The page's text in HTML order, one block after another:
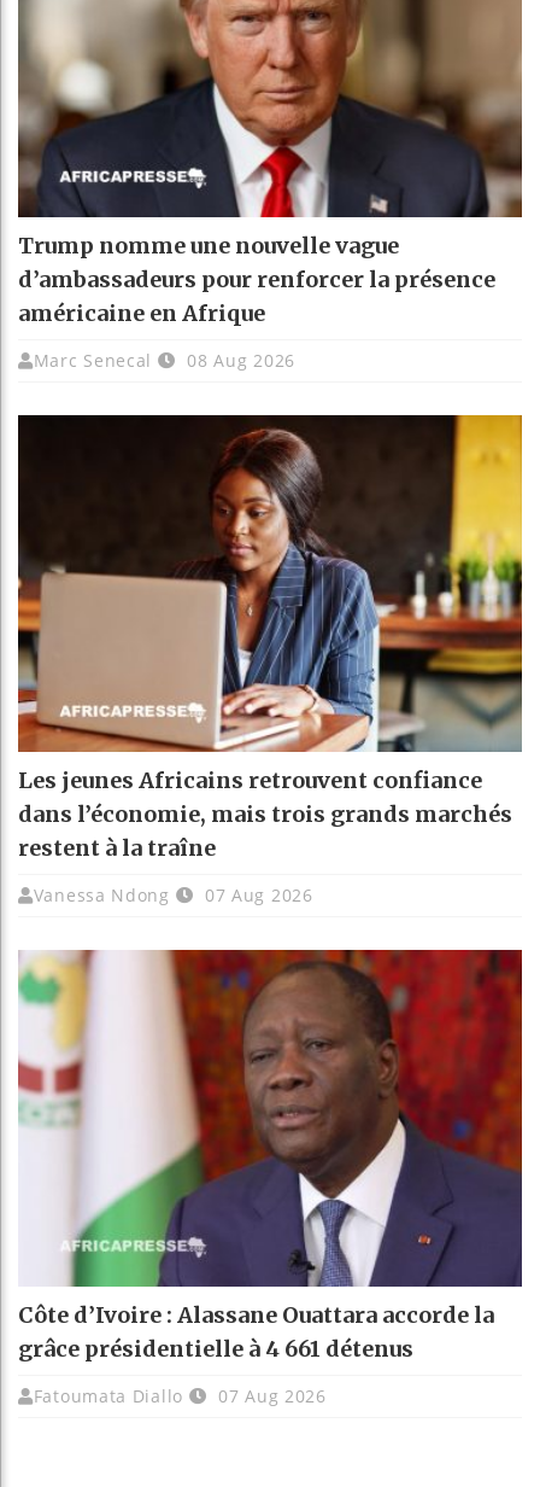
Trump nomme une nouvelle vague
d’ambassadeurs pour renforcer la présence
américaine en Afrique
Marc Senecal 08 Aug 2026
Les jeunes Africains retrouvent confiance
dans l’économie, mais trois grands marchés
restent à la traîne
Vanessa Ndong 07 Aug 2026
Côte d’Ivoire : Alassane Ouattara accorde la
grâce présidentielle à 4 661 détenus
Fatoumata Diallo 07 Aug 2026